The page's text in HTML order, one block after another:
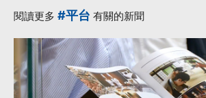
閱讀更多 #平台 有關的新聞